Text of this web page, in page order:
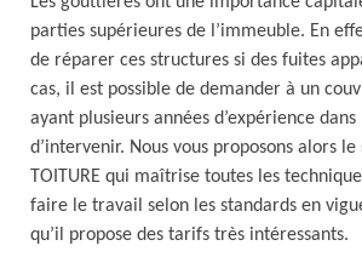
parties supérieures de l’immeuble. En
de réparer ces structures si des fuites
cas, il est possible de demander à un
ayant plusieurs années d’expérience
d’intervenir. Nous vous proposons alors le
TOITURE qui maîtrise toutes les
faire le travail selon les standards en
qu’il propose des tarifs très intéressants.